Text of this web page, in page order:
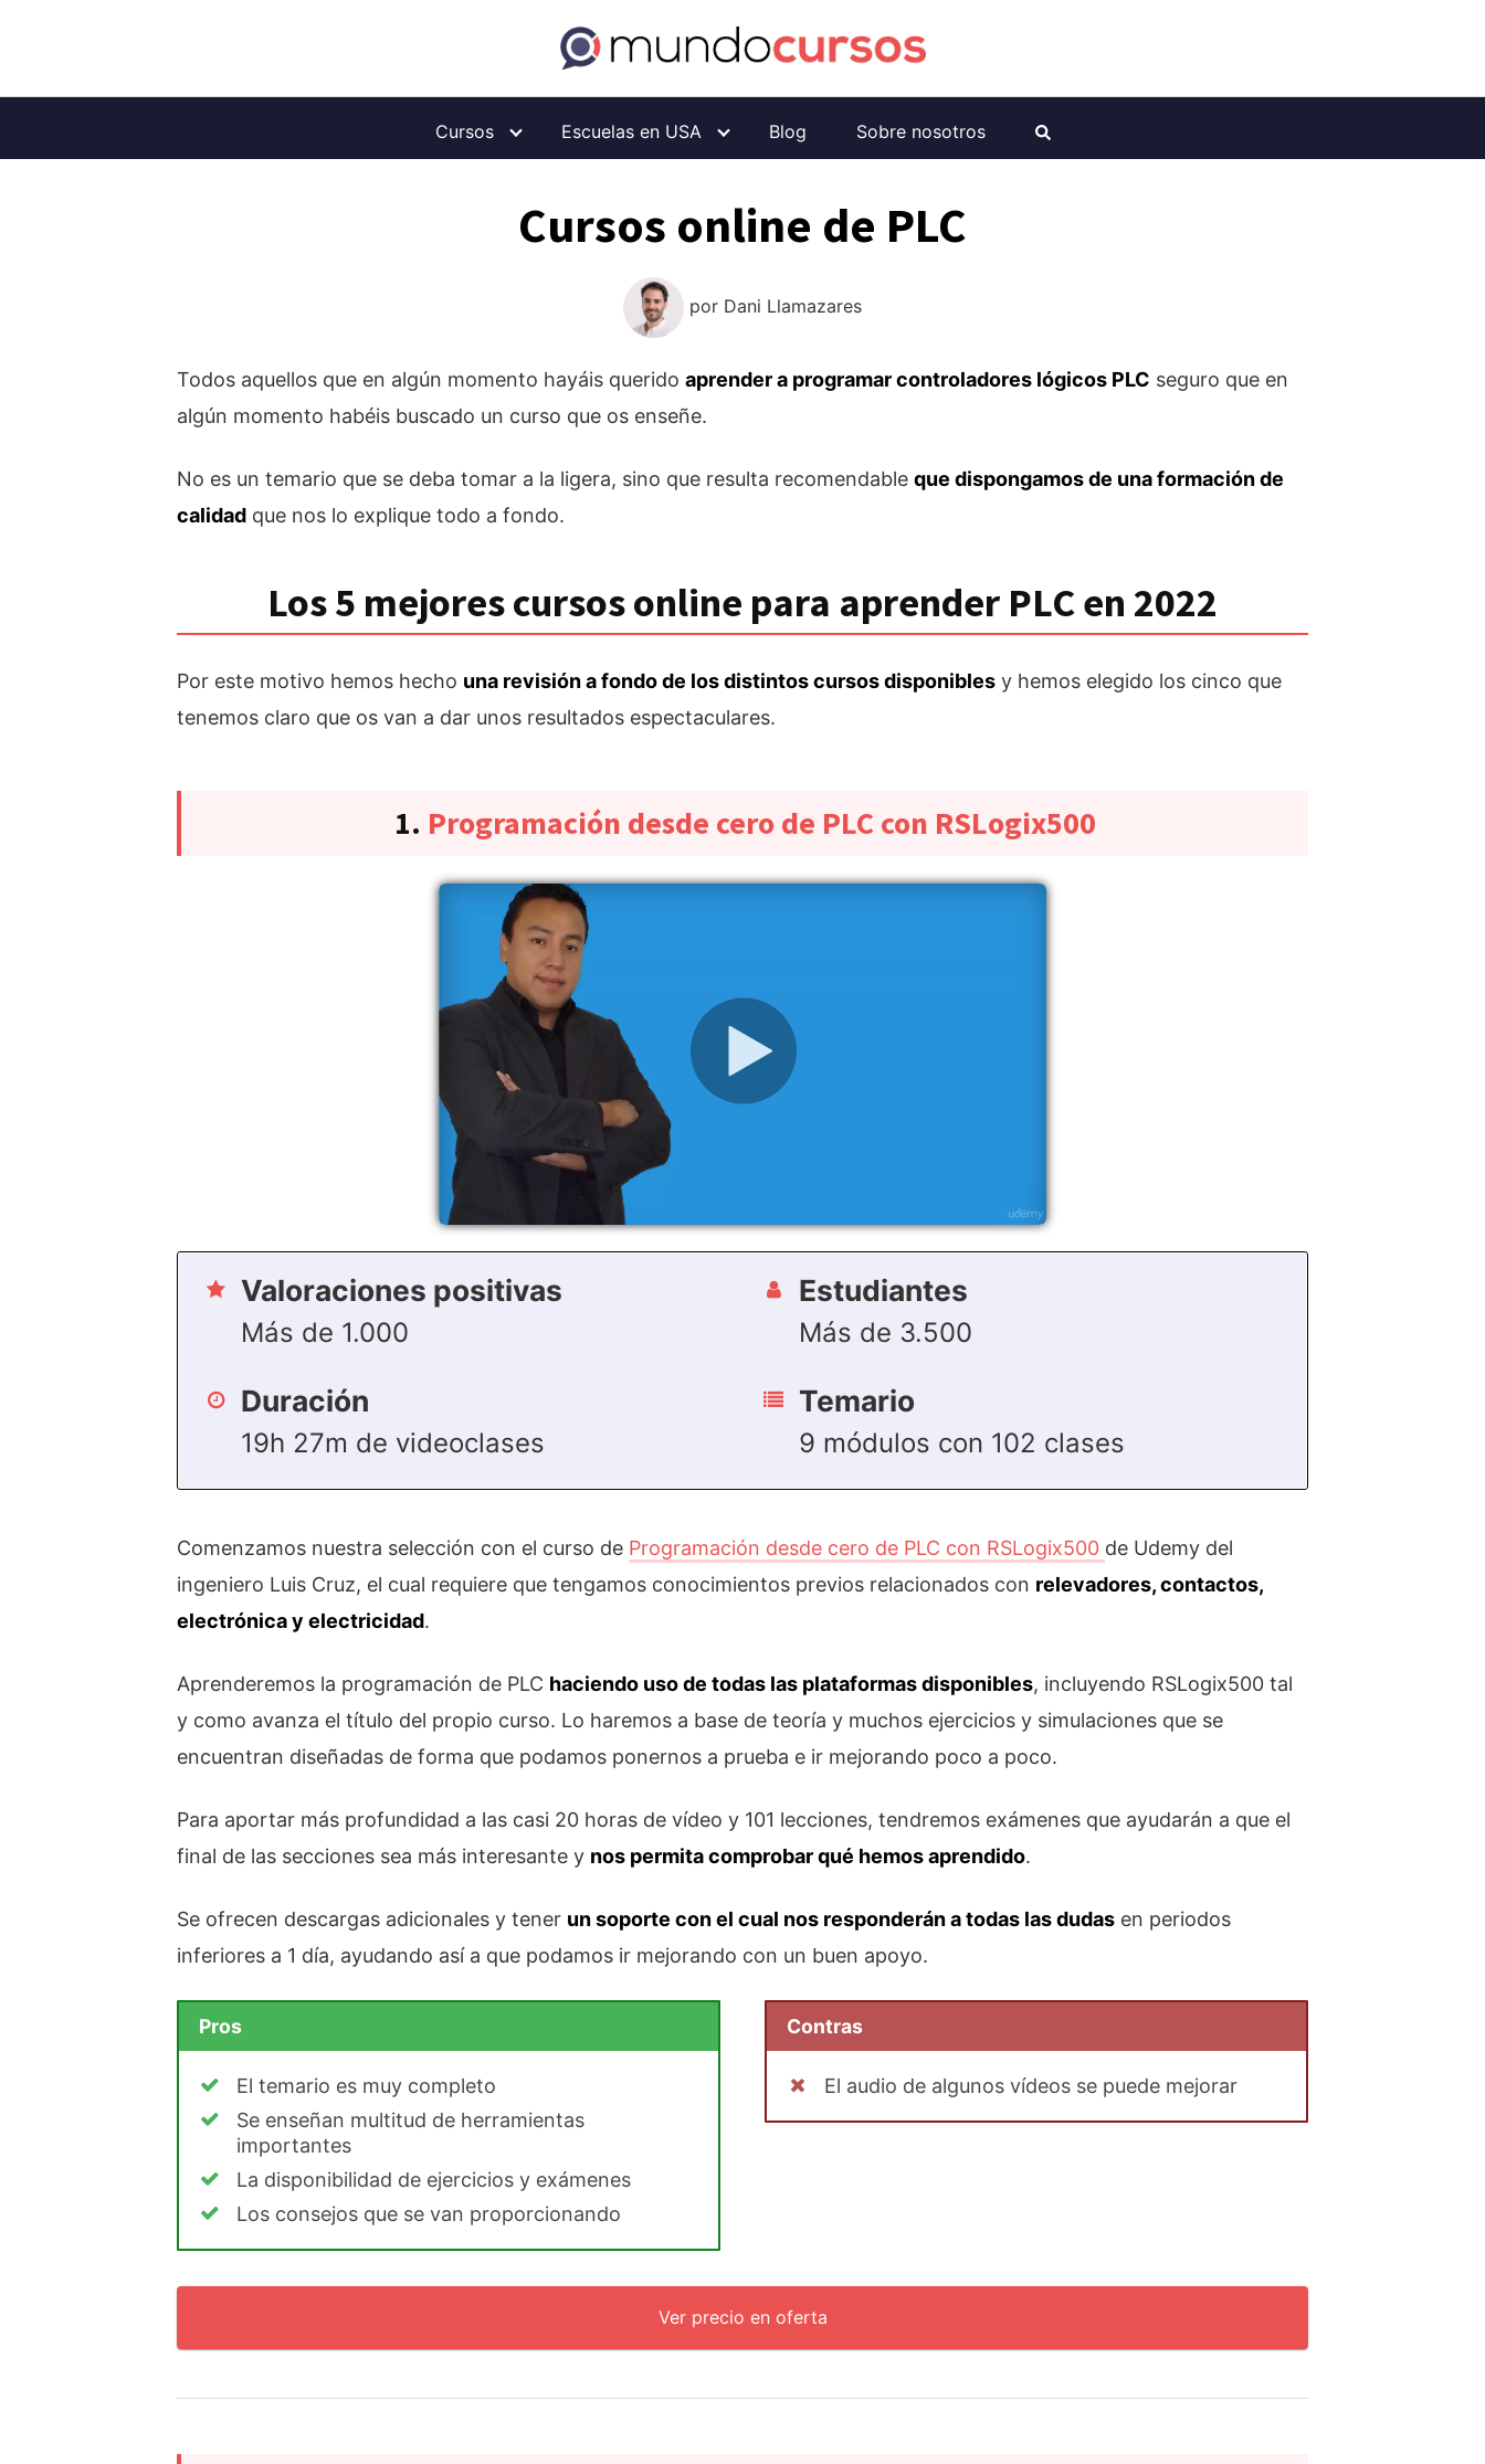
Cursos Escuelas en USA Blog Sobre nosotros
Cursos online de PLC
por Dani Llamazares
Todos aquellos que en algún momento hayáis querido aprender a programar controladores lógicos PLC seguro que en
algún momento habéis buscado un curso que os enseñe.
No es un temario que se deba tomar a la ligera, sino que resulta recomendable que dispongamos de una formación de
calidad que nos lo explique todo a fondo.
Los 5 mejores cursos online para aprender PLC en 2022
Por este motivo hemos hecho una revisión a fondo de los distintos cursos disponibles y hemos elegido los cinco que
tenemos claro que os van a dar unos resultados espectaculares.
1. Programación desde cero de PLC con RSLogix500
Valoraciones positivas
Más de 1.000
Duración
19h 27m de videoclases
Estudiantes
Más de 3.500
Temario
9 módulos con 102 clases
Comenzamos nuestra selección con el curso de Programación desde cero de PLC con RSLogix500 de Udemy del
ingeniero Luis Cruz, el cual requiere que tengamos conocimientos previos relacionados con relevadores, contactos,
electrónica y electricidad.
Aprenderemos la programación de PLC haciendo uso de todas las plataformas disponibles, incluyendo RSLogix500 tal
y como avanza el título del propio curso. Lo haremos a base de teoría y muchos ejercicios y simulaciones que se
encuentran diseñadas de forma que podamos ponernos a prueba e ir mejorando poco a poco.
Para aportar más profundidad a las casi 20 horas de vídeo y 101 lecciones, tendremos exámenes que ayudarán a que el
final de las secciones sea más interesante y nos permita comprobar qué hemos aprendido.
Se ofrecen descargas adicionales y tener un soporte con el cual nos responderán a todas las dudas en periodos
inferiores a 1 día, ayudando así a que podamos ir mejorando con un buen apoyo.
Pros
El temario es muy completo
Se enseñan multitud de herramientas
importantes
La disponibilidad de ejercicios y exámenes
Los consejos que se van proporcionando
Contras
El audio de algunos vídeos se puede mejorar
Ver precio en oferta